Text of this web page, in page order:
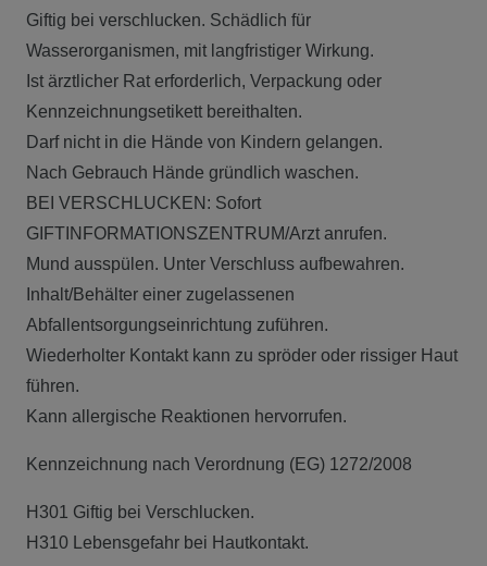
Giftig bei verschlucken. Schädlich für
Wasserorganismen, mit langfristiger Wirkung.
Ist ärztlicher Rat erforderlich, Verpackung oder
Kennzeichnungsetikett bereithalten.
Darf nicht in die Hände von Kindern gelangen.
Nach Gebrauch Hände gründlich waschen.
BEI VERSCHLUCKEN: Sofort
GIFTINFORMATIONSZENTRUM/Arzt anrufen.
Mund ausspülen. Unter Verschluss aufbewahren.
Inhalt/Behälter einer zugelassenen
Abfallentsorgungseinrichtung zuführen.
Wiederholter Kontakt kann zu spröder oder rissiger Haut
führen.
Kann allergische Reaktionen hervorrufen.
Kennzeichnung nach Verordnung (EG) 1272/2008
H301 Giftig bei Verschlucken.
H310 Lebensgefahr bei Hautkontakt.